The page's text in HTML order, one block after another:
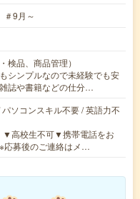
9月～
検品、商品管理）
シンプルなので未経験でも安
誌や書籍などの仕分…
ソコンスキル不要 / 英語力不
高校生不可▼携帯電話をお
応募後のご連絡はメ…